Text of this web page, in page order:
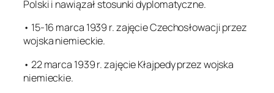
Polski i nawiązał stosunki dyplomatyczne.
• 15-16 marca 1939 r. zajęcie Czechosłowacji przez
wojska niemieckie.
• 22 marca 1939 r. zajęcie Kłajpedy przez wojska
niemieckie.